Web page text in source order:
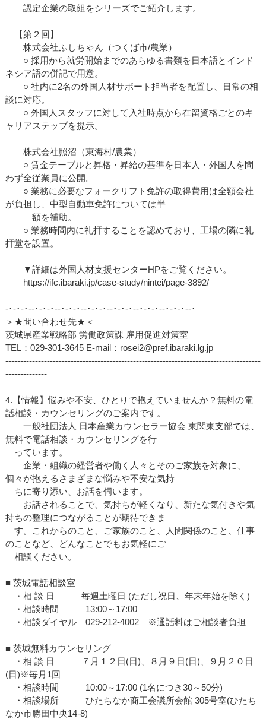
認定企業の取組をシリーズでご紹介します。
【第２回】
株式会社ふしちゃん（つくば市/農業）
○ 採用から就労開始までのあらゆる書類を日本語とインド
ネシア語の併記で用意。
○ 社内に2名の外国人材サポート担当者を配置し、日常の相
談に対応。
○ 外国人スタッフに対して入社時点から在留資格ごとのキ
ャリアステップを提示。
株式会社照沼（東海村/農業）
○ 賃金テーブルと昇格・昇給の基準を日本人・外国人を問
わず全従業員に公開。
○ 業務に必要なフォークリフト免許の取得費用は全額会社
が負担し、中型自動車免許については半
額を補助。
○ 業務時間内に礼拝することを認めており、工場の隣に礼
拝堂を設置。
▼詳細は外国人材支援センターHPをご覧ください。
https://ifc.ibaraki.jp/case-study/nintei/page-3892/
‐･‐･‐･‐‐･‐･‐･‐‐･‐･‐･‐‐･‐･‐･‐‐･‐･‐･‐‐･‐･‐･‐‐･‐･‐･‐‐･
＞★問い合わせ先★＜
茨城県産業戦略部 労働政策課 雇用促進対策室
TEL：029-301-3645 E-mail：rosei2@pref.ibaraki.lg.jp
--------------------------------------------------------------------------------------
--------------
4.【情報】悩みや不安、ひとりで抱えていませんか？無料の電
話相談・カウンセリングのご案内です。
一般社団法人 日本産業カウンセラー協会 東関東支部では、
無料で電話相談・カウンセリングを行
っています。
企業・組織の経営者や働く人々とそのご家族を対象に、
個々が抱えるさまざまな悩みや不安な気持
ちに寄り添い、お話を伺います。
お話されることで、気持ちが軽くなり、新たな気付きや気
持ちの整理につながることが期待できま
す。これからのこと、ご家族のこと、人間関係のこと、仕事
のことなど、どんなことでもお気軽にご
相談ください。
■ 茨城電話相談室
・相 談 日 毎週土曜日 (ただし祝日、年末年始を除く)
・相談時間 13:00～17:00
・相談ダイヤル 029-212-4002 ※通話料はご相談者負担
■ 茨城無料カウンセリング
・相 談 日 ７月１２日(日)、８月９日(日)、９月２０日
(日)※毎月1回
・相談時間 10:00～17:00 (1名につき30～50分)
・相談場所 ひたちなか商工会議所会館 305号室(ひたち
なか市勝田中央14-8)